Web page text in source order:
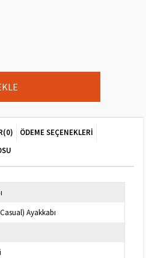
(0)
ÖDEME SEÇENEKLERI
Ayakkabı